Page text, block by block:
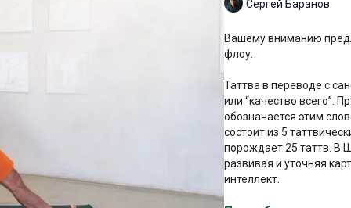
Сергей Баранов
Вашему вниманию
флоу.
Таттва в переводе с
или “качество всего”.
обозначается этим
состоит из 5
порождает 25 таттв. В
развивая и уточняя
интеллект.